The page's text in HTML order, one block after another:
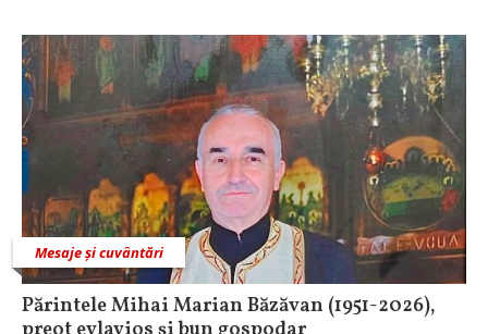
Mesaje și cuvântări
Părintele Mihai Marian Băzăvan (1951-2026),